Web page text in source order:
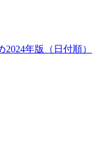
年版（日付順）